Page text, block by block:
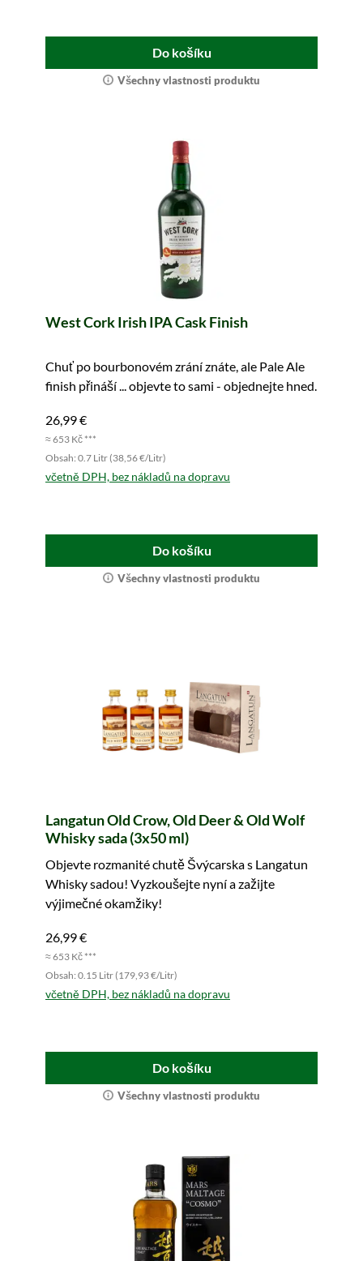
Do košíku
Všechny vlastnosti produktu
West Cork Irish IPA Cask Finish
Chuť po bourbonovém zrání znáte, ale Pale Ale
finish přináší ... objevte to sami - objednejte hned.
26,99 €
≈ 653 Kč ***
Obsah: 0.7 Litr (38,56 €/Litr)
včetně DPH, bez nákladů na dopravu
Do košíku
Všechny vlastnosti produktu
Langatun Old Crow, Old Deer & Old Wolf
Whisky sada (3x50 ml)
Objevte rozmanité chutě Švýcarska s Langatun
Whisky sadou! Vyzkoušejte nyní a zažijte
výjimečné okamžiky!
26,99 €
≈ 653 Kč ***
Obsah: 0.15 Litr (179,93 €/Litr)
včetně DPH, bez nákladů na dopravu
Do košíku
Všechny vlastnosti produktu